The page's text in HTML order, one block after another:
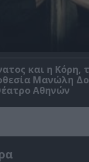
και η Κόρη,
Μανώλη
Αθηνών